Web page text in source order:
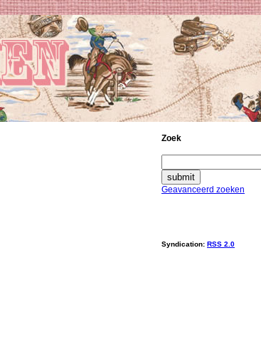
Zoek
Geavanceerd zoeken
Syndication: RSS 2.0